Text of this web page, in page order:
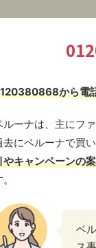
から電
ルーナは、主にフ
去にベルーナで買
やキャンペーンの
ベ